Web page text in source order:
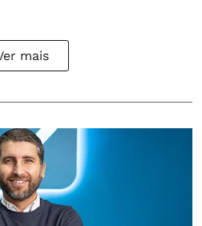
mais